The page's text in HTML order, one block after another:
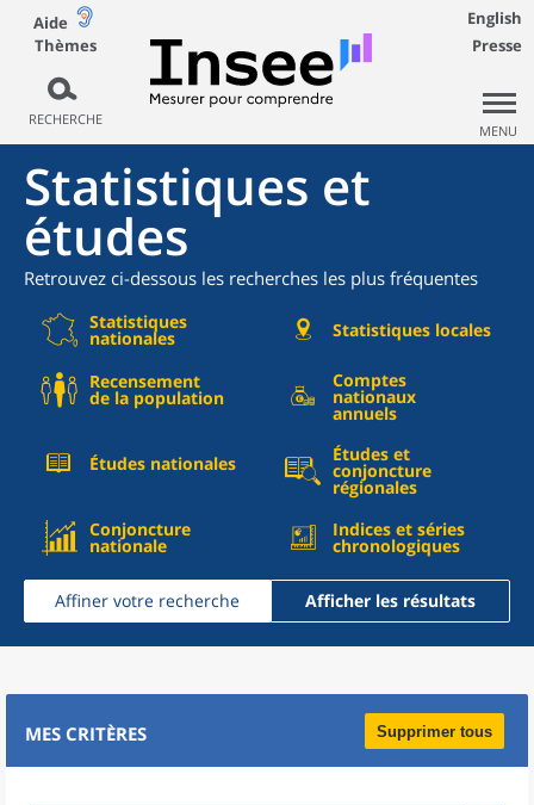
Aide
Thèmes
RECHERCHE
English
Presse
MENU
Statistiques et
études
Retrouvez ci-dessous les recherches les plus fréquentes
Statistiques
nationales Statistiques locales
Recensement
de la population
Comptes
nationaux
annuels
Études nationales Études et
conjoncture
régionales
Conjoncture
nationale
Indices et séries
chronologiques
Affiner votre recherche Afficher les résultats
MES CRITÈRES Supprimer tous